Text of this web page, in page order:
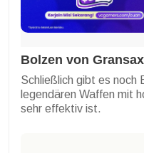
Bolzen von Gransax
Schließlich gibt es noch
legendären Waffen mit
sehr effektiv ist.